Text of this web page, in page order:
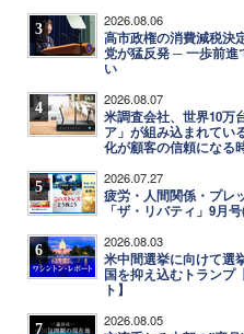
3 2026.08.06
高市政権の消費減税決
党が猛反発 ─ 一歩前進
い
4 2026.08.07
米調査会社、世界10万
ア」が組み込まれてい
化が顧客の信頼になる
5 2026.07.27
疲労・人間関係・プ
「ザ・リバティ」9月
6 2026.08.03
米中間選挙に向けて選
国を抑え込むトランプ
ト】
7 2026.08.05